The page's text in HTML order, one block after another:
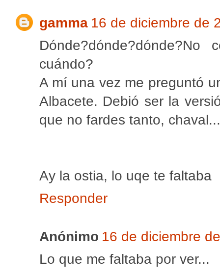
gamma 16 de diciembre de
cuándo?
A mí una vez me preguntó
Albacete. Debió ser la
que no fardes tanto, chaval...
Ay la ostia, lo uqe te faltaba
Responder
Anónimo 16 de diciembre
Lo que me faltaba por ver...